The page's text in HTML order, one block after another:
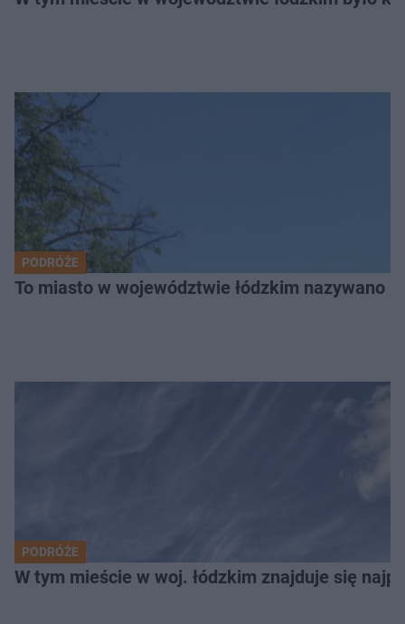
PODRÓŻE
To miasto w województwie łódzkim nazywano
PODRÓŻE
W tym mieście w woj. łódzkim znajduje się